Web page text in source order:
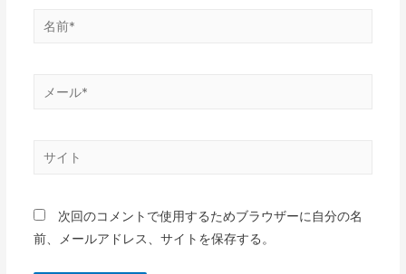
次回のコメントで使用するためブラウザーに自分の名
前、メールアドレス、サイトを保存する。